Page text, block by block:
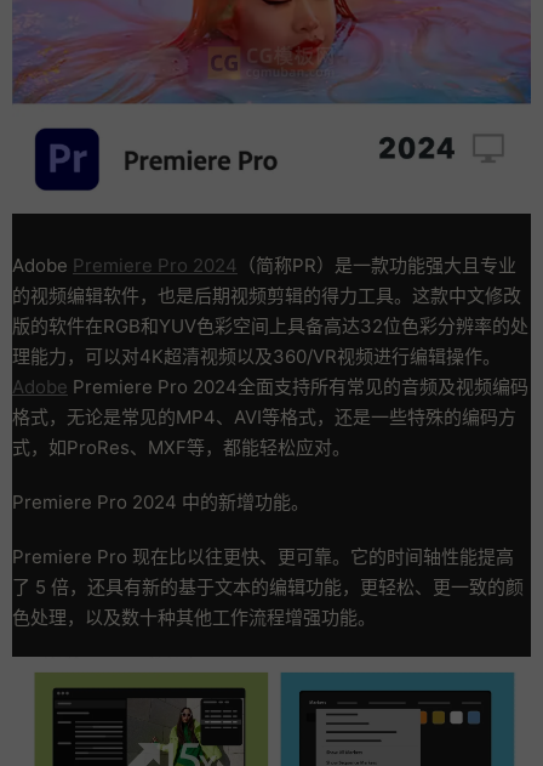
Adobe Premiere Pro 2024
（简称PR）是一款功能强大且专业
的视频编辑软件，也是后期视频剪辑的得力工具。这款中文修改
版的软件在RGB和YUV色彩空间上具备高达32位色彩分辨率的处
理能力，可以对4K超清视频以及360/VR视频进行编辑操作。
Adobe Premiere Pro 2024全面支持所有常见的音频及视频编码
格式，无论是常见的MP4、AVI等格式，还是一些特殊的编码方
式，如ProRes、MXF等，都能轻松应对。
Premiere Pro 2024 中的新增功能。
Premiere Pro 现在比以往更快、更可靠。它的时间轴性能提高
了 5 倍，还具有新的基于文本的编辑功能，更轻松、更一致的颜
色处理，以及数十种其他工作流程增强功能。